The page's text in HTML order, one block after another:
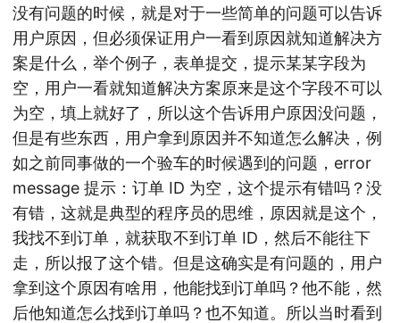
没有问题的时候，就是对于一些简单的问题可以告诉
用户原因，但必须保证用户一看到原因就知道解决方
案是什么，举个例子，表单提交，提示某某字段为
空，用户一看就知道解决方案原来是这个字段不可以
为空，填上就好了，所以这个告诉用户原因没问题，
但是有些东西，用户拿到原因并不知道怎么解决，例
如之前同事做的一个验车的时候遇到的问题，error
message 提示：订单 ID 为空，这个提示有错吗？没
有错，这就是典型的程序员的思维，原因就是这个，
我找不到订单，就获取不到订单 ID，然后不能往下
走，所以报了这个错。但是这确实是有问题的，用户
拿到这个原因有啥用，他能找到订单吗？他不能，然
后他知道怎么找到订单吗？也不知道。所以当时看到